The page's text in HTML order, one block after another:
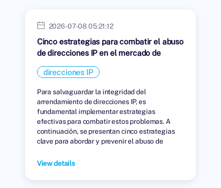
2026-07-08 05:21:12
Cinco estrategias para combatir el abuso
de direcciones IP en el mercado de
arrendamiento.
direcciones IP
Para salvaguardar la integridad del
arrendamiento de direcciones IP, es
fundamental implementar estrategias
efectivas para combatir estos problemas. A
continuación, se presentan cinco estrategias
clave para abordar y prevenir el abuso de
View details